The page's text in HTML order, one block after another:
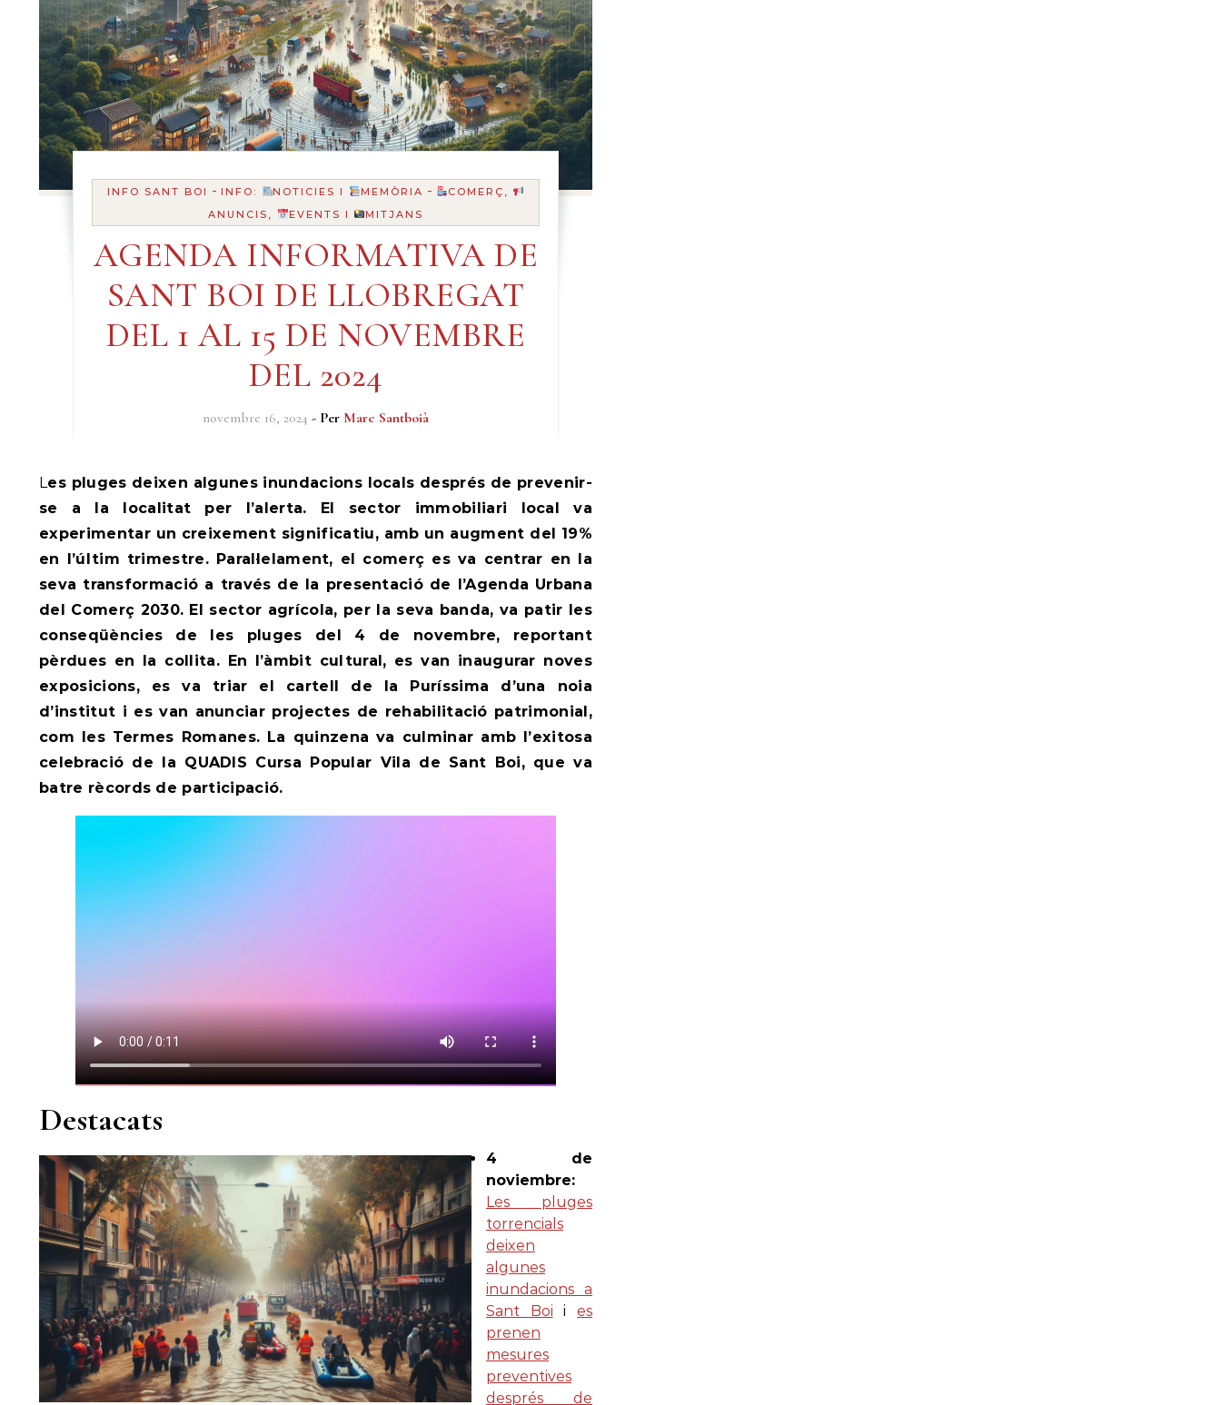
INFO SANT BOI - INFO: NOTICIES I MEMÒRIA -
COMERÇ,
ANUNCIS,
EVENTS I MITJANS
AGENDA INFORMATIVA DE
SANT BOI DE LLOBREGAT
DEL 1 AL 15 DE NOVEMBRE
DEL 2024
novembre 16, 2024 - Per Marc Santboià
Les pluges deixen algunes inundacions locals després de prevenir-
se a la localitat per l’alerta. El sector immobiliari local va
experimentar un creixement significatiu, amb un augment del 19%
en l’últim trimestre. Paral·lelament, el comerç es va centrar en la
seva transformació a través de la presentació de l’Agenda Urbana
del Comerç 2030. El sector agrícola, per la seva banda, va patir les
conseqüències de les pluges del 4 de novembre, reportant
pèrdues en la collita. En l’àmbit cultural, es van inaugurar noves
exposicions, es va triar el cartell de la Puríssima d’una noia
d’institut i es van anunciar projectes de rehabilitació patrimonial,
com les Termes Romanes. La quinzena va culminar amb l’exitosa
celebració de la QUADIS Cursa Popular Vila de Sant Boi, que va
batre rècords de participació.
Destacats
4 de
noviembre:
Les pluges
torrencials
deixen
algunes
inundacions a
Sant Boi ies
prenen
mesures
preventives
després de